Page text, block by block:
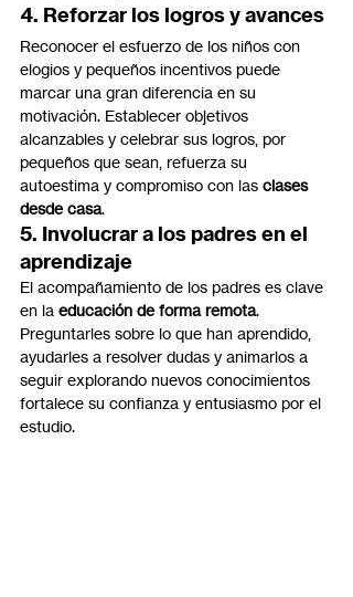
4. Reforzar los logros y avances
Reconocer el esfuerzo de los niños con
elogios y pequeños incentivos puede
marcar una gran diferencia en su
motivación. Establecer objetivos
alcanzables y celebrar sus logros, por
pequeños que sean, refuerza su
autoestima y compromiso con las clases
desde casa.
5. Involucrar a los padres en el
aprendizaje
El acompañamiento de los padres es clave
en la educación de forma remota.
Preguntarles sobre lo que han aprendido,
ayudarles a resolver dudas y animarlos a
seguir explorando nuevos conocimientos
fortalece su confianza y entusiasmo por el
estudio.